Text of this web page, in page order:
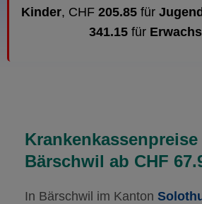
Kinder, CHF 205.85 für
341.15 für
Krankenkassenpreise
Bärschwil ab CHF
In Bärschwil im Kanton